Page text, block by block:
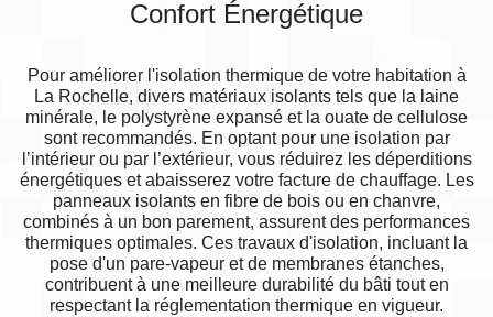
Confort Énergétique
Pour améliorer l'isolation thermique de votre habitation à
La Rochelle, divers matériaux isolants tels que la laine
minérale, le polystyrène expansé et la ouate de cellulose
sont recommandés. En optant pour une isolation par
l’intérieur ou par l’extérieur, vous réduirez les déperditions
énergétiques et abaisserez votre facture de chauffage. Les
panneaux isolants en fibre de bois ou en chanvre,
combinés à un bon parement, assurent des performances
thermiques optimales. Ces travaux d'isolation, incluant la
pose d'un pare-vapeur et de membranes étanches,
contribuent à une meilleure durabilité du bâti tout en
respectant la réglementation thermique en vigueur.